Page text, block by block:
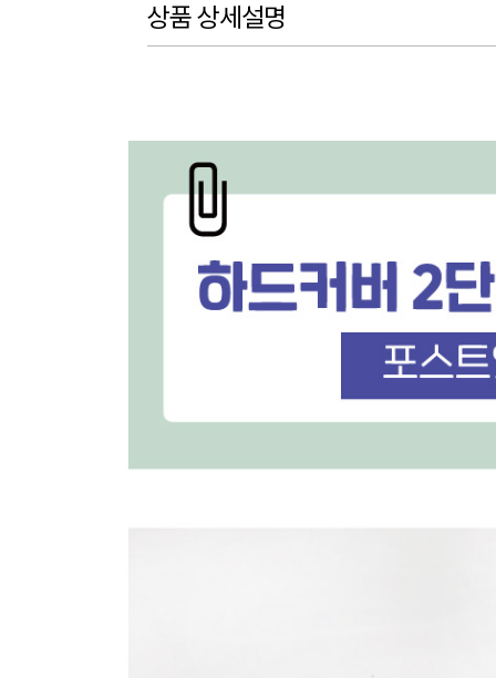
상품 상세설명